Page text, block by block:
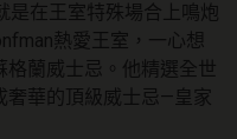
是在王室特殊場合上鳴炮
熱愛王室，一心想
格蘭威士忌。他精選全世
奢華的頂級威士忌—皇家